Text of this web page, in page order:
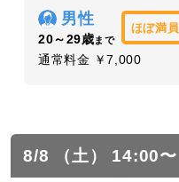
男性
20～29歳まで
ほぼ満員
通常料金 ￥7,000
8/8 （土） 14:00〜